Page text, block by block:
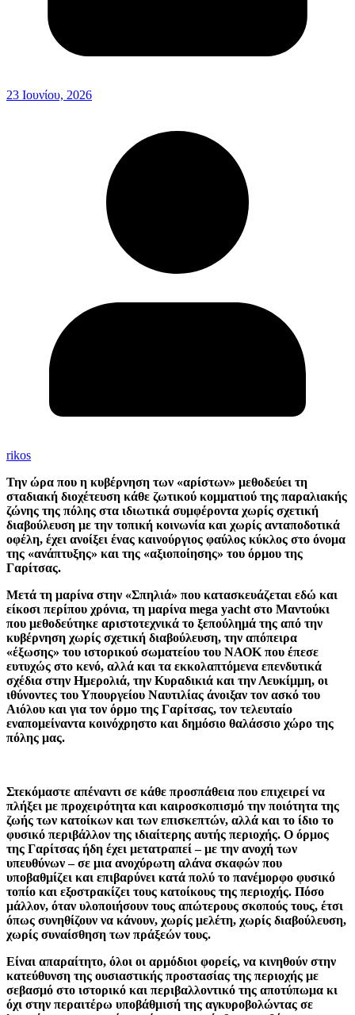
23 Ιουνίου, 2026
rikos
Την ώρα που η κυβέρνηση των «αρίστων» μεθοδεύει τη
σταδιακή διοχέτευση κάθε ζωτικού κομματιού της παραλιακής
ζώνης της πόλης στα ιδιωτικά συμφέροντα χωρίς σχετική
διαβούλευση με την τοπική κοινωνία και χωρίς ανταποδοτικά
οφέλη, έχει ανοίξει ένας καινούργιος φαύλος κύκλος στο όνομα
της «ανάπτυξης» και της «αξιοποίησης» του όρμου της
Γαρίτσας.
Μετά τη μαρίνα στην «Σπηλιά» που κατασκευάζεται εδώ και
είκοσι περίπου χρόνια, τη μαρίνα mega yacht στο Μαντούκι
που μεθοδεύτηκε αριστοτεχνικά το ξεπούλημά της από την
κυβέρνηση χωρίς σχετική διαβούλευση, την απόπειρα
«έξωσης» του ιστορικού σωματείου του ΝΑΟΚ που έπεσε
ευτυχώς στο κενό, αλλά και τα εκκολαπτόμενα επενδυτικά
σχέδια στην Ημερολιά, την Κυραδικιά και την Λευκίμμη, οι
ιθύνοντες του Υπουργείου Ναυτιλίας άνοιξαν τον ασκό του
Αιόλου και για τον όρμο της Γαρίτσας, τον τελευταίο
εναπομείναντα κοινόχρηστο και δημόσιο θαλάσσιο χώρο της
πόλης μας.
Στεκόμαστε απέναντι σε κάθε προσπάθεια που επιχειρεί να
πλήξει με προχειρότητα και καιροσκοπισμό την ποιότητα της
ζωής των κατοίκων και των επισκεπτών, αλλά και το ίδιο το
φυσικό περιβάλλον της ιδιαίτερης αυτής περιοχής. Ο όρμος
της Γαρίτσας ήδη έχει μετατραπεί – με την ανοχή των
υπευθύνων – σε μια ανοχύρωτη αλάνα σκαφών που
υποβαθμίζει και επιβαρύνει κατά πολύ το πανέμορφο φυσικό
τοπίο και εξοστρακίζει τους κατοίκους της περιοχής. Πόσο
μάλλον, όταν υλοποιήσουν τους απώτερους σκοπούς τους, έτσι
όπως συνηθίζουν να κάνουν, χωρίς μελέτη, χωρίς διαβούλευση,
χωρίς συναίσθηση των πράξεών τους.
Είναι απαραίτητο, όλοι οι αρμόδιοι φορείς, να κινηθούν στην
κατεύθυνση της ουσιαστικής προστασίας της περιοχής με
σεβασμό στο ιστορικό και περιβαλλοντικό της αποτύπωμα κι
όχι στην περαιτέρω υποβάθμισή της αγκυροβολώντας σε